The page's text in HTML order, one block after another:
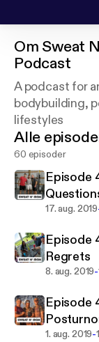
Om Sweat
Podcast
A podcast for
bodybuilding,
lifestyles
Alle
60 episoder
Episode
17. aug. 2019
Episode
Regrets
8. aug. 2019-
Episode 47:
1. aug. 2019-